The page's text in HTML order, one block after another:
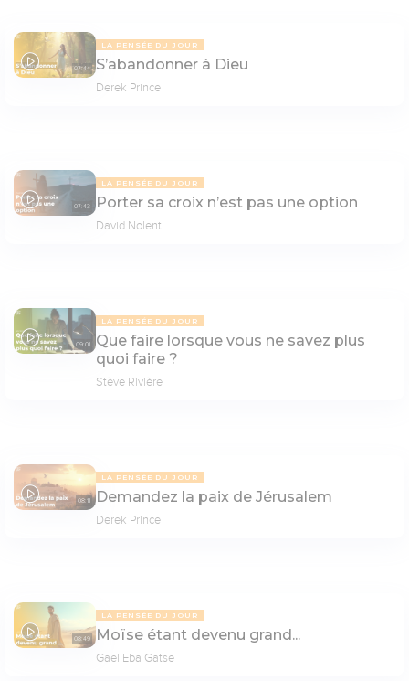
07:44
LA PENSÉE DU JOUR
S’abandonner à Dieu
Derek Prince
07:43
LA PENSÉE DU JOUR
Porter sa croix n’est pas une option
David Nolent
09:01
LA PENSÉE DU JOUR
Que faire lorsque vous ne savez plus
quoi faire ?
Stève Rivière
08:11
LA PENSÉE DU JOUR
Demandez la paix de Jérusalem
Derek Prince
08:49
LA PENSÉE DU JOUR
Moïse étant devenu grand...
Gael Eba Gatse